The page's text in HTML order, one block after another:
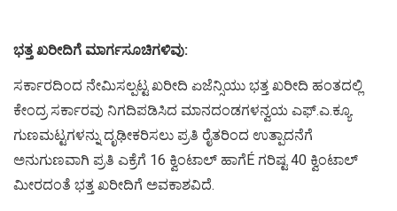
ಭತ್ತ ಖರೀದಿಗೆ ಮಾರ್ಗಸೂಚಿಗಳಿವು:
ಸರ್ಕಾರದಿಂದ ನೇಮಿಸಲ್ಪಟ್ಟ ಖರೀದಿ ಏಜೆನ್ಸಿಯು ಭತ್ತ ಖರೀದಿ ಹಂತದಲ್ಲಿ
ಕೇಂದ್ರ ಸರ್ಕಾರವು ನಿಗದಿಪಡಿಸಿದ ಮಾನದಂಡಗಳನ್ವಯ ಎಫ್.ಎ.ಕ್ಯೂ.
ಗುಣಮಟ್ಟಗಳನ್ನು ದೃಢೀಕರಿಸಲು ಪ್ರತಿ ರೈತರಿಂದ ಉತ್ಪಾದನೆಗೆ
ಅನುಗುಣವಾಗಿ ಪ್ರತಿ ಎಕ್ರೆಗೆ 16 ಕ್ವಿಂಟಾಲ್ ಹಾಗೆÉ ಗರಿಷ್ಟ 40 ಕ್ವಿಂಟಾಲ್
ಮೀರದಂತೆ ಭತ್ತ ಖರೀದಿಗೆ ಅವಕಾಶವಿದೆ.